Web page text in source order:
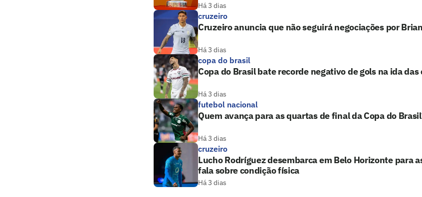
Há 3 dias
cruzeiro
Cruzeiro anuncia que não seguirá negociações por
Há 3 dias
copa do brasil
Copa do Brasil bate recorde negativo de gols na ida
Há 3 dias
futebol nacional
Quem avança para as quartas de final da Copa do
Há 3 dias
cruzeiro
Lucho Rodríguez desembarca em Belo Horizonte para
fala sobre condição física
Há 3 dias